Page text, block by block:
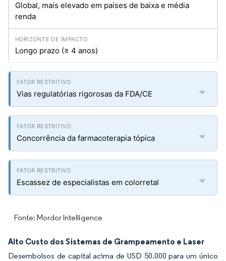
Global, mais elevado em países de baixa e média
renda
Longo prazo (≥ 4 anos)
Vias regulatórias rigorosas da FDA/CE
Concorrência da farmacoterapia tópica
Escassez de especialistas em colorretal
Fonte: Mordor Intelligence
Alto Custo dos Sistemas de Grampeamento e Laser
Desembolsos de capital acima de USD 50.000 para um único